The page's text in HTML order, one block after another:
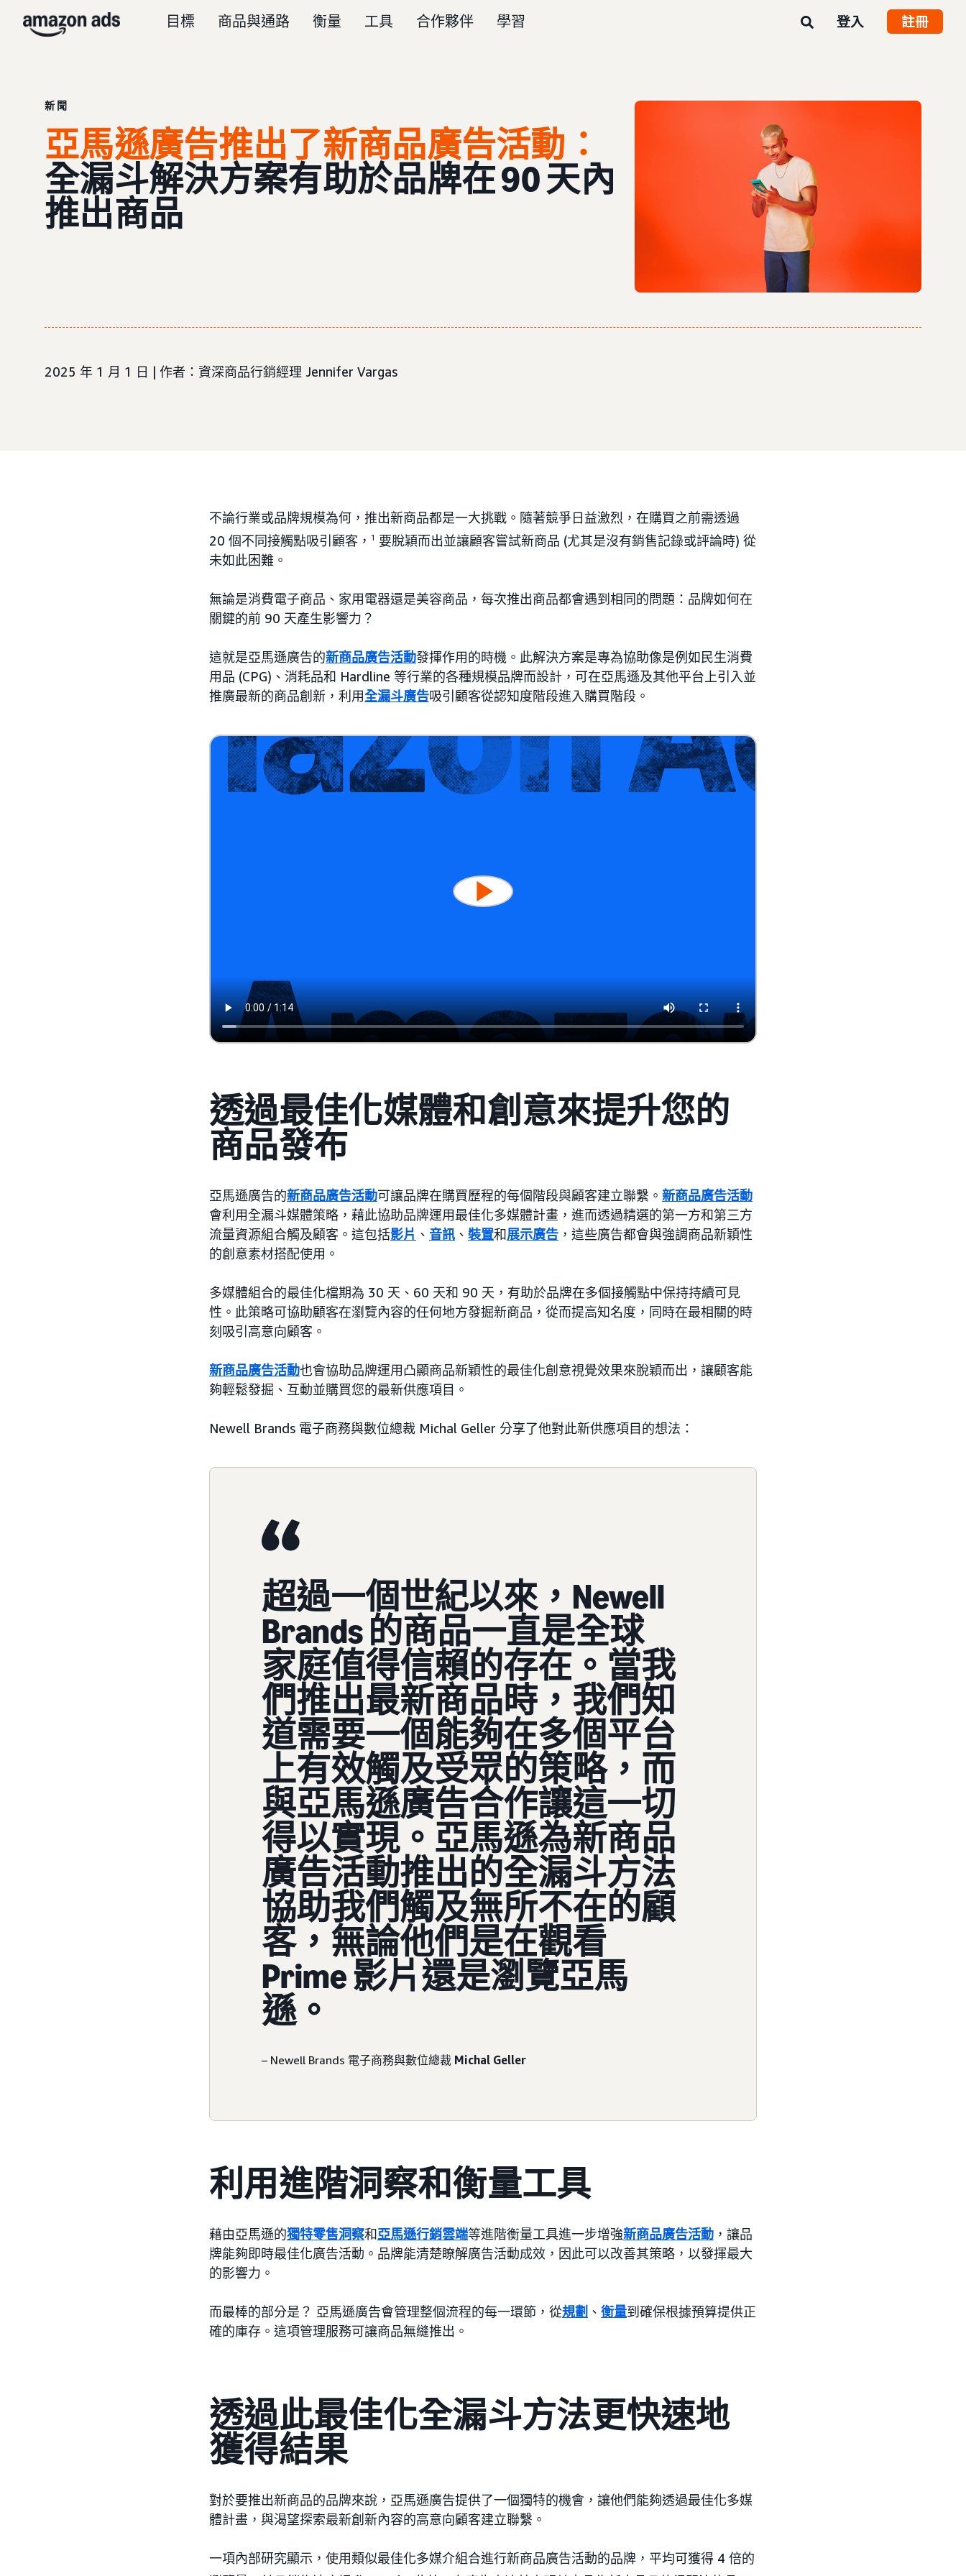
目標 商品與通路 衡量 工具 合作夥伴 學習 登入 註冊
新聞
亞馬遜廣告推出了新商品廣告活動：
全漏斗解決方案有助於品牌在 90 天內
推出商品
2025 年 1 月 1 日 | 作者：資深商品行銷經理 Jennifer Vargas
不論行業或品牌規模為何，推出新商品都是一大挑戰。隨著競爭日益激烈，在購買之前需透過
20 個不同接觸點吸引顧客， 1
要脫穎而出並讓顧客嘗試新商品 (尤其是沒有銷售記錄或評論時) 從
未如此困難。
無論是消費電子商品、家用電器還是美容商品，每次推出商品都會遇到相同的問題：品牌如何在
關鍵的前 90 天產生影響力？
這就是亞馬遜廣告的新商品廣告活動發揮作用的時機。此解決方案是專為協助像是例如民生消費
用品 (CPG)、消耗品和 Hardline 等行業的各種規模品牌而設計，可在亞馬遜及其他平台上引入並
推廣最新的商品創新，利用全漏斗廣告吸引顧客從認知度階段進入購買階段。
透過最佳化媒體和創意來提升您的
商品發布
亞馬遜廣告的新商品廣告活動可讓品牌在購買歷程的每個階段與顧客建立聯繫。 新商品廣告活動
會利用全漏斗媒體策略，藉此協助品牌運用最佳化多媒體計畫，進而透過精選的第一方和第三方
流量資源組合觸及顧客。這包括影片 、 音訊、 裝置和展示廣告 ，這些廣告都會與強調商品新穎性
的創意素材搭配使用。
多媒體組合的最佳化檔期為 30 天、60 天和 90 天，有助於品牌在多個接觸點中保持持續可見
性。此策略可協助顧客在瀏覽內容的任何地方發掘新商品，從而提高知名度，同時在最相關的時
刻吸引高意向顧客。
新商品廣告活動也會協助品牌運用凸顯商品新穎性的最佳化創意視覺效果來脫穎而出，讓顧客能
夠輕鬆發掘、互動並購買您的最新供應項目。
Newell Brands 電子商務與數位總裁 Michal Geller 分享了他對此新供應項目的想法：
超過一個世紀以來，Newell
Brands 的商品一直是全球
家庭值得信賴的存在。當我
們推出最新商品時，我們知
道需要一個能夠在多個平台
上有效觸及受眾的策略，而
與亞馬遜廣告合作讓這一切
得以實現。亞馬遜為新商品
廣告活動推出的全漏斗方法
協助我們觸及無所不在的顧
客，無論他們是在觀看
Prime 影片還是瀏覽亞馬
遜。
– Newell Brands 電子商務與數位總裁 Michal Geller
利用進階洞察和衡量工具
藉由亞馬遜的獨特零售洞察和亞馬遜行銷雲端等進階衡量工具進一步增強新商品廣告活動 ，讓品
牌能夠即時最佳化廣告活動。品牌能清楚瞭解廣告活動成效，因此可以改善其策略，以發揮最大
的影響力。
而最棒的部分是？ 亞馬遜廣告會管理整個流程的每一環節，從規劃 、 衡量到確保根據預算提供正
確的庫存。這項管理服務可讓商品無縫推出。
透過此最佳化全漏斗方法更快速地
獲得結果
對於要推出新商品的品牌來說，亞馬遜廣告提供了一個獨特的機會，讓他們能夠透過最佳化多媒
體計畫，與渴望探索最新創新內容的高意向顧客建立聯繫。
一項內部研究顯示，使用類似最佳化多媒介組合進行新商品廣告活動的品牌，平均可獲得 4 倍的